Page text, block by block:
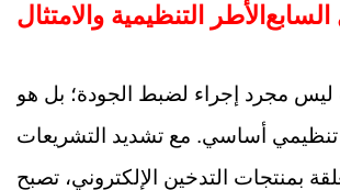
الأطر التنظيمية والامتثال
ليس مجرد إجراء لضبط الجودة؛ بل هو
أساسي. مع تشديد التشريعات
بمنتجات التدخين الإلكتروني، تصبح